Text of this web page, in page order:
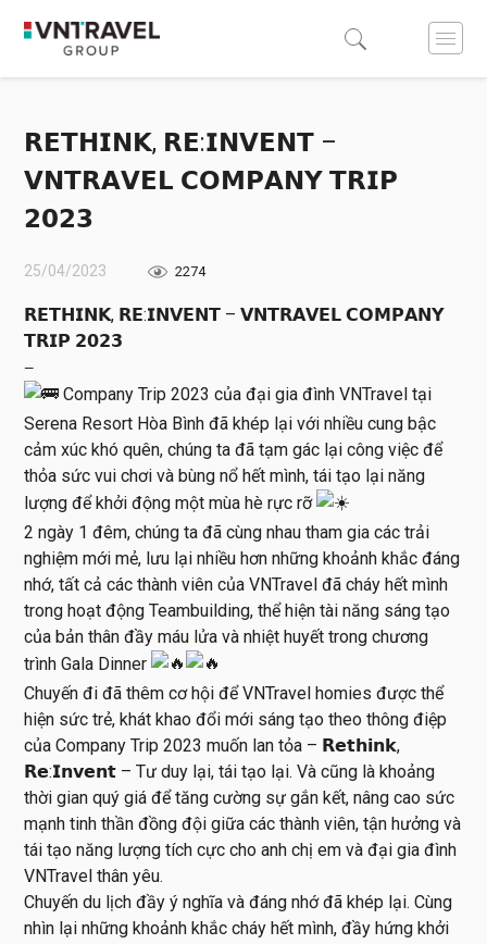
𝗥𝗘𝗧𝗛𝗜𝗡𝗞, 𝗥𝗘:𝗜𝗡𝗩𝗘𝗡𝗧 –
𝗩𝗡𝗧𝗥𝗔𝗩𝗘𝗟 𝗖𝗢𝗠𝗣𝗔𝗡𝗬 𝗧𝗥𝗜𝗣
𝟮𝟬𝟮𝟯
25/04/2023 2274
𝗥𝗘𝗧𝗛𝗜𝗡𝗞, 𝗥𝗘:𝗜𝗡𝗩𝗘𝗡𝗧 – 𝗩𝗡𝗧𝗥𝗔𝗩𝗘𝗟 𝗖𝗢𝗠𝗣𝗔𝗡𝗬
𝗧𝗥𝗜𝗣 𝟮𝟬𝟮𝟯
—
Company Trip 2023 của đại gia đình VNTravel tại
Serena Resort Hòa Bình đã khép lại với nhiều cung bậc
cảm xúc khó quên, chúng ta đã tạm gác lại công việc để
thỏa sức vui chơi và bùng nổ hết mình, tái tạo lại năng
lượng để khởi động một mùa hè rực rỡ
2 ngày 1 đêm, chúng ta đã cùng nhau tham gia các trải
nghiệm mới mẻ, lưu lại nhiều hơn những khoảnh khắc đáng
nhớ, tất cả các thành viên của VNTravel đã cháy hết mình
trong hoạt động Teambuilding, thể hiện tài năng sáng tạo
của bản thân đầy máu lửa và nhiệt huyết trong chương
trình Gala Dinner
Chuyến đi đã thêm cơ hội để VNTravel homies được thể
hiện sức trẻ, khát khao đổi mới sáng tạo theo thông điệp
của Company Trip 2023 muốn lan tỏa – 𝗥𝗲𝘁𝗵𝗶𝗻𝗸,
𝗥𝗲:𝗜𝗻𝘃𝗲𝗻𝘁 – Tư duy lại, tái tạo lại. Và cũng là khoảng
thời gian quý giá để tăng cường sự gắn kết, nâng cao sức
mạnh tinh thần đồng đội giữa các thành viên, tận hưởng và
tái tạo năng lượng tích cực cho anh chị em và đại gia đình
VNTravel thân yêu.
Chuyến du lịch đầy ý nghĩa và đáng nhớ đã khép lại. Cùng
nhìn lại những khoảnh khắc cháy hết mình, đầy hứng khởi